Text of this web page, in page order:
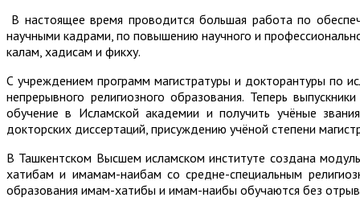
В настоящее время проводится большая работа по
научными кадрами, по повышению научного и
калам, хадисам и фикху.
С учреждением программ магистратуры и докторантуры по
непрерывного религиозного образования. Теперь
обучение в Исламской академии и получить учёные
докторских диссертаций, присуждению учёной степени
В Ташкентском Высшем исламском институте создана
хатибам и имамам-наибам со средне-специальным
образования имам-хатибы и имам-наибы обучаются без